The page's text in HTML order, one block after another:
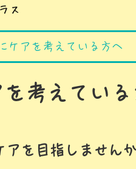
ケアを考えている方へ
考えている
アを目指しません